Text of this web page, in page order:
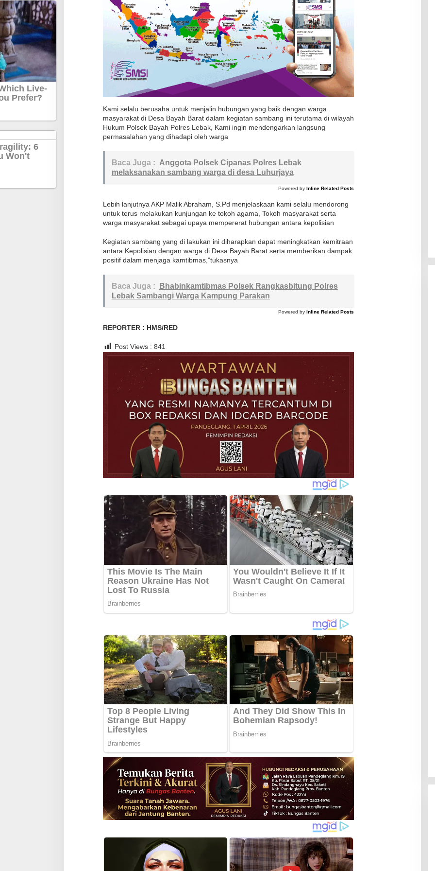
i
a
n
i
a
u
a
K
a
b
a
Kami selalu berusaha untuk menjalin hubungan yang baik dengan warga
masyarakat di Desa Bayah Barat dalam kegiatan sambang ini terutama di wilayah
Hukum Polsek Bayah Polres Lebak, Kami ingin mendengarkan langsung
permasalahan yang dihadapi oleh warga
Baca Juga : Anggota Polsek Cipanas Polres Lebak
melaksanakan sambang warga di desa Luhurjaya
Powered by Inline Related Posts
Lebih lanjutnya AKP Malik Abraham, S.Pd menjelaskaan kami selalu mendorong
untuk terus melakukan kunjungan ke tokoh agama, Tokoh masyarakat serta
warga masyarakat sebagai upaya mempererat hubungan antara kepolisian
Kegiatan sambang yang di lakukan ini diharapkan dapat meningkatkan kemitraan
antara Kepolisian dengan warga di Desa Bayah Barat serta memberikan dampak
positif dalam menjaga kamtibmas,”tukasnya
Baca Juga :
Bhabinkamtibmas Polsek Rangkasbitung Polres
Lebak Sambangi Warga Kampung Parakan
Powered by Inline Related Posts
REPORTER : HMS/RED
Post Views : 841